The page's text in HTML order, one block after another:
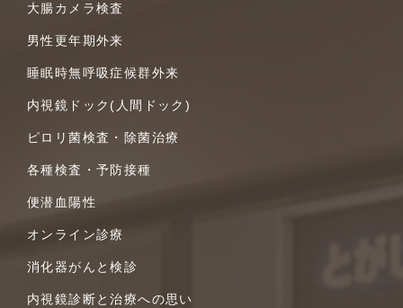
大腸カメラ検査
男性更年期外来
睡眠時無呼吸症候群外来
内視鏡ドック(人間ドック)
ピロリ菌検査・除菌治療
各種検査・予防接種
便潜血陽性
オンライン診療
消化器がんと検診
内視鏡診断と治療への思い